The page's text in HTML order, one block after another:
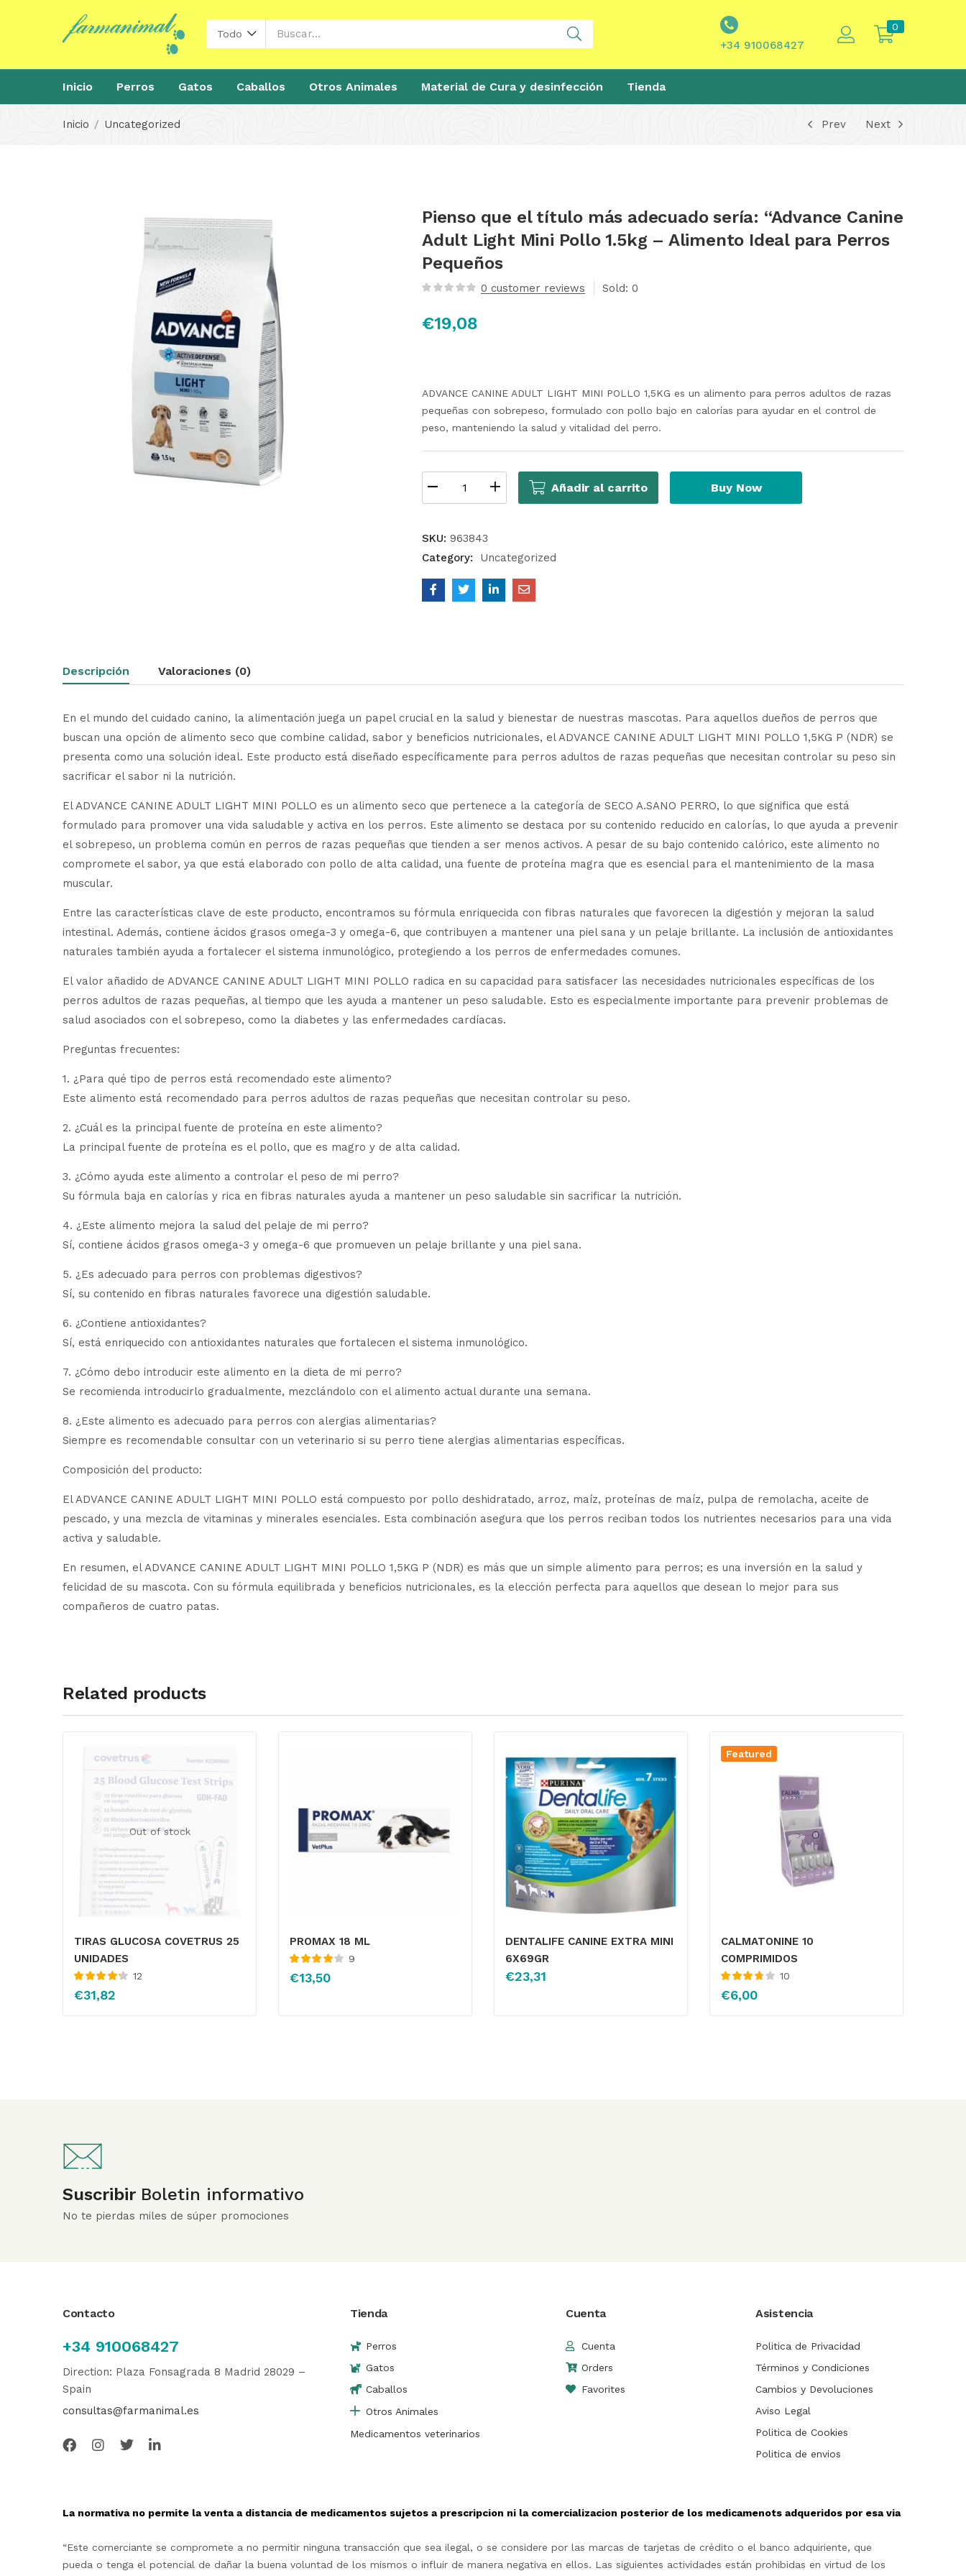
Todo
+34 910068427
0
Inicio Perros Gatos Caballos Otros Animales Material de Cura y desinfección Tienda
Inicio Uncategorized Prev Next
Pienso que el título más adecuado sería: “Advance Canine
Adult Light Mini Pollo 1.5kg – Alimento Ideal para Perros
Pequeños
0 customer reviews Sold: 0
€19,08
ADVANCE CANINE ADULT LIGHT MINI POLLO 1,5KG es un alimento para perros adultos de razas
pequeñas con sobrepeso, formulado con pollo bajo en calorías para ayudar en el control de
peso, manteniendo la salud y vitalidad del perro.
Añadir al carrito Buy Now
SKU: 963843
Category:
Uncategorized
Descripción Valoraciones (0)
En el mundo del cuidado canino, la alimentación juega un papel crucial en la salud y bienestar de nuestras mascotas. Para aquellos dueños de perros que
buscan una opción de alimento seco que combine calidad, sabor y beneficios nutricionales, el ADVANCE CANINE ADULT LIGHT MINI POLLO 1,5KG P (NDR) se
presenta como una solución ideal. Este producto está diseñado específicamente para perros adultos de razas pequeñas que necesitan controlar su peso sin
sacrificar el sabor ni la nutrición.
El ADVANCE CANINE ADULT LIGHT MINI POLLO es un alimento seco que pertenece a la categoría de SECO A.SANO PERRO, lo que significa que está
formulado para promover una vida saludable y activa en los perros. Este alimento se destaca por su contenido reducido en calorías, lo que ayuda a prevenir
el sobrepeso, un problema común en perros de razas pequeñas que tienden a ser menos activos. A pesar de su bajo contenido calórico, este alimento no
compromete el sabor, ya que está elaborado con pollo de alta calidad, una fuente de proteína magra que es esencial para el mantenimiento de la masa
muscular.
Entre las características clave de este producto, encontramos su fórmula enriquecida con fibras naturales que favorecen la digestión y mejoran la salud
intestinal. Además, contiene ácidos grasos omega-3 y omega-6, que contribuyen a mantener una piel sana y un pelaje brillante. La inclusión de antioxidantes
naturales también ayuda a fortalecer el sistema inmunológico, protegiendo a los perros de enfermedades comunes.
El valor añadido de ADVANCE CANINE ADULT LIGHT MINI POLLO radica en su capacidad para satisfacer las necesidades nutricionales específicas de los
perros adultos de razas pequeñas, al tiempo que les ayuda a mantener un peso saludable. Esto es especialmente importante para prevenir problemas de
salud asociados con el sobrepeso, como la diabetes y las enfermedades cardíacas.
Preguntas frecuentes:
1. ¿Para qué tipo de perros está recomendado este alimento?
Este alimento está recomendado para perros adultos de razas pequeñas que necesitan controlar su peso.
2. ¿Cuál es la principal fuente de proteína en este alimento?
La principal fuente de proteína es el pollo, que es magro y de alta calidad.
3. ¿Cómo ayuda este alimento a controlar el peso de mi perro?
Su fórmula baja en calorías y rica en fibras naturales ayuda a mantener un peso saludable sin sacrificar la nutrición.
4. ¿Este alimento mejora la salud del pelaje de mi perro?
Sí, contiene ácidos grasos omega-3 y omega-6 que promueven un pelaje brillante y una piel sana.
5. ¿Es adecuado para perros con problemas digestivos?
Sí, su contenido en fibras naturales favorece una digestión saludable.
6. ¿Contiene antioxidantes?
Sí, está enriquecido con antioxidantes naturales que fortalecen el sistema inmunológico.
7. ¿Cómo debo introducir este alimento en la dieta de mi perro?
Se recomienda introducirlo gradualmente, mezclándolo con el alimento actual durante una semana.
8. ¿Este alimento es adecuado para perros con alergias alimentarias?
Siempre es recomendable consultar con un veterinario si su perro tiene alergias alimentarias específicas.
Composición del producto:
El ADVANCE CANINE ADULT LIGHT MINI POLLO está compuesto por pollo deshidratado, arroz, maíz, proteínas de maíz, pulpa de remolacha, aceite de
pescado, y una mezcla de vitaminas y minerales esenciales. Esta combinación asegura que los perros reciban todos los nutrientes necesarios para una vida
activa y saludable.
En resumen, el ADVANCE CANINE ADULT LIGHT MINI POLLO 1,5KG P (NDR) es más que un simple alimento para perros; es una inversión en la salud y
felicidad de su mascota. Con su fórmula equilibrada y beneficios nutricionales, es la elección perfecta para aquellos que desean lo mejor para sus
compañeros de cuatro patas.
Related products
Out of stock
TIRAS GLUCOSA COVETRUS 25
UNIDADES
con 4.27de
12
€31,82
PROMAX 18 ML
con4.13de
9
€13,50
DENTALIFE CANINE EXTRA MINI
6X69GR
€23,31
Featured
CALMATONINE 10
COMPRIMIDOS
con3.78
10
€6,00
Suscribir Boletin informativo
No te pierdas miles de súper promociones
Contacto
+34 910068427
Direction: Plaza Fonsagrada 8 Madrid 28029 –
Spain
consultas@farmanimal.es
Tienda
Perros
Gatos
Caballos
Otros Animales
Medicamentos veterinarios
Cuenta
Cuenta
Orders
Favorites
Asistencia
Politica de Privacidad
Términos y Condiciones
Cambios y Devoluciones
Aviso Legal
Politica de Cookies
Politica de envios
La normativa no permite la venta a distancia de medicamentos sujetos a prescripcion ni la comercializacion posterior de los medicamenots adqueridos por esa via
“Este comerciante se compromete a no permitir ninguna transacción que sea ilegal, o se considere por las marcas de tarjetas de crédito o el banco adquiriente, que
pueda o tenga el potencial de dañar la buena voluntad de los mismos o influir de manera negativa en ellos. Las siguientes actividades están prohibidas en virtud de los